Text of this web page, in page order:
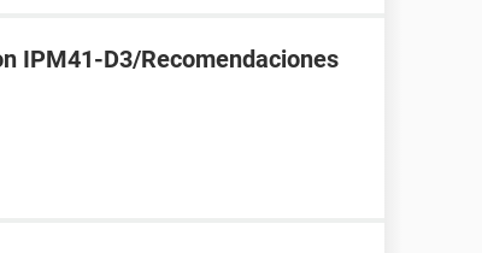
IPM41-D3/Recomendaciones